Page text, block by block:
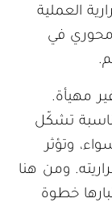
العملية
محوري في
مهيأة.
تشكّل
وتؤثر
ومن هنا
خطوة